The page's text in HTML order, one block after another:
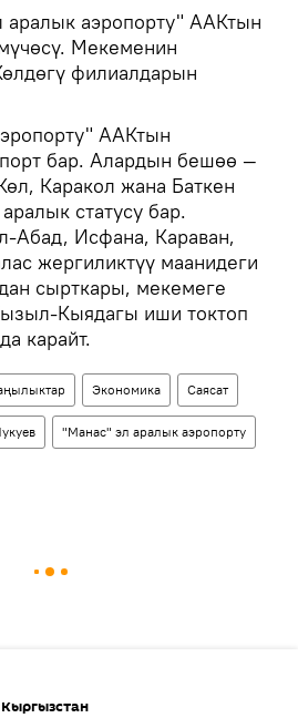
аралык аэропорту" ААКтын
Мекеменин
филиалдарын
ААКтын
бар. Алардын бешөө —
Каракол жана Баткен
статусу бар.
Абад, Исфана, Караван,
жергиликтүү маанидеги
сырткары, мекемеге
Кыядагы иши токтоп
карайт.
Экономика Саясат
"Манас" эл аралык аэропорту
Кыргызстан